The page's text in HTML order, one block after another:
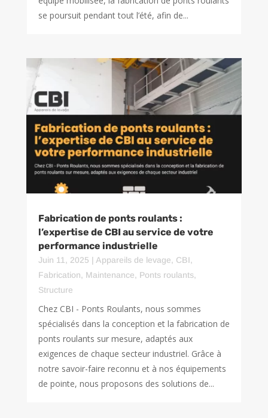
se poursuit pendant tout l’été, afin de...
Fabrication de ponts roulants :
l’expertise de CBI au service de votre
performance industrielle
Juin 11, 2025 | Appareils de levage, CBI,
Fabrication, Maintenance, Ponts roulants,
Structure
Chez CBI - Ponts Roulants, nous sommes
spécialisés dans la conception et la fabrication de
ponts roulants sur mesure, adaptés aux
exigences de chaque secteur industriel. Grâce à
notre savoir-faire reconnu et à nos équipements
de pointe, nous proposons des solutions de...